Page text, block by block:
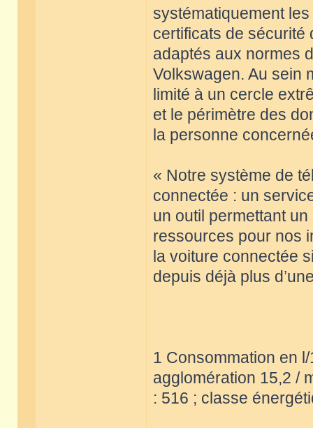
systématiquement
certificats de sécurité
adaptés aux normes
Volkswagen. Au sein
limité à un cercle
et le périmètre des
la personne
« Notre système de
connectée : un
un outil permettant
ressources pour nos
la voiture connectée
depuis déjà plus
1 Consommation en
agglomération 15,2 /
: 516 ; classe